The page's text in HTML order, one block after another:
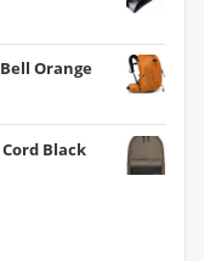
Orange
Black